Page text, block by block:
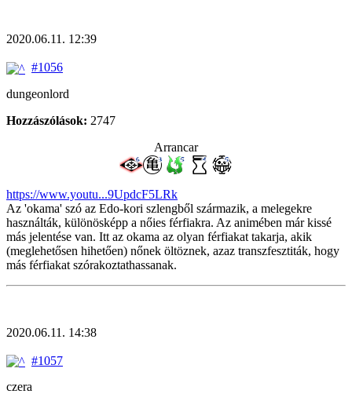
2020.06.11. 12:39
#1056
dungeonlord
Hozzászólások: 2747
Arrancar
https://www.youtu...9UpdcF5LRk
Az 'okama' szó az Edo-kori szlengből származik, a melegekre
használták, különösképp a nőies férfiakra. Az animében már kissé
más jelentése van. Itt az okama az olyan férfiakat takarja, akik
(meglehetősen hihetően) nőnek öltöznek, azaz transzfesztiták, hogy
más férfiakat szórakoztathassanak.
2020.06.11. 14:38
#1057
czera